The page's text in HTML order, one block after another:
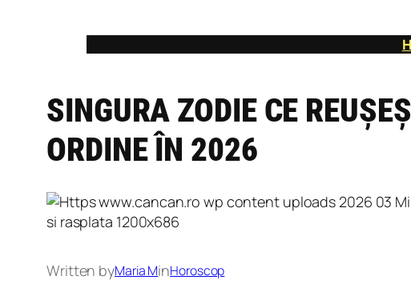
SINGURA ZODIE CE
ORDINE ÎN 2026
Written byMaria MinHoroscop